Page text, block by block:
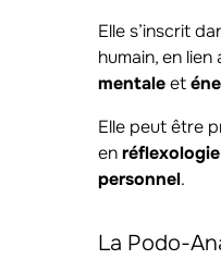
Elle s’inscrit
humain, en
mentaleet
Elle peut être
enréflexologie
personnel.
La Podo-